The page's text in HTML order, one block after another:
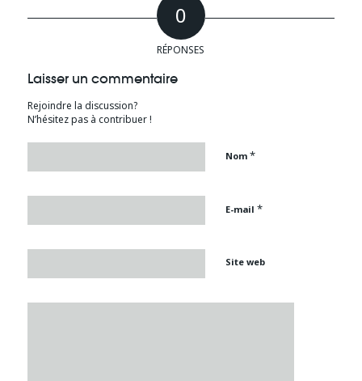
0
RÉPONSES
Laisser un commentaire
Rejoindre la discussion?
N’hésitez pas à contribuer !
Nom *
E-mail *
Site web